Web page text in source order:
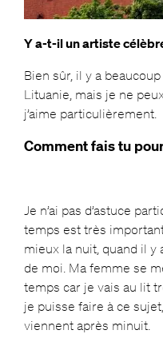
Y a-t-il un artiste
Bien sûr, il y a
Lituanie, mais je ne
j’aime particulièrement.
Comment fais tu
Je n’ai pas d’astuce
temps est très
mieux la nuit, quand il
de moi. Ma femme se
temps car je vais au lit
je puisse faire à ce
viennent après minuit.